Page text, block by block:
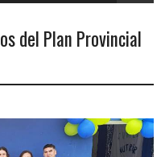
del Plan Provincial